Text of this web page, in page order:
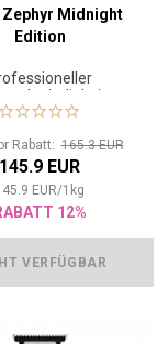
Zephyr Midnight
Edition
Haartrockner
Rabatt:165.3 EUR
145.9 EUR
EUR/1 kg
12%
VERFÜGBAR